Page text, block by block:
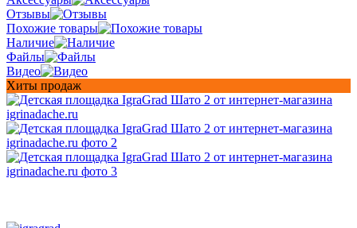
Отзывы
Похожие товары
Наличие
Файлы
Видео
Хиты продаж